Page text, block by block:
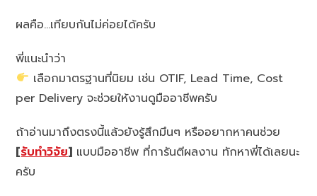
ผลคือ…เทียบกันไม่ค่อยได้ครับ
พี่แนะนำว่า
เลือกมาตรฐานที่นิยม เช่น OTIF, Lead Time, Cost
per Delivery จะช่วยให้งานดูมืออาชีพครับ
ถ้าอ่านมาถึงตรงนี้แล้วยังรู้สึกมึนๆ หรืออยากหาคนช่วย
[รับทำวิจัย] แบบมืออาชีพ ที่การันตีผลงาน ทักหาพี่ได้เลยนะ
ครับ